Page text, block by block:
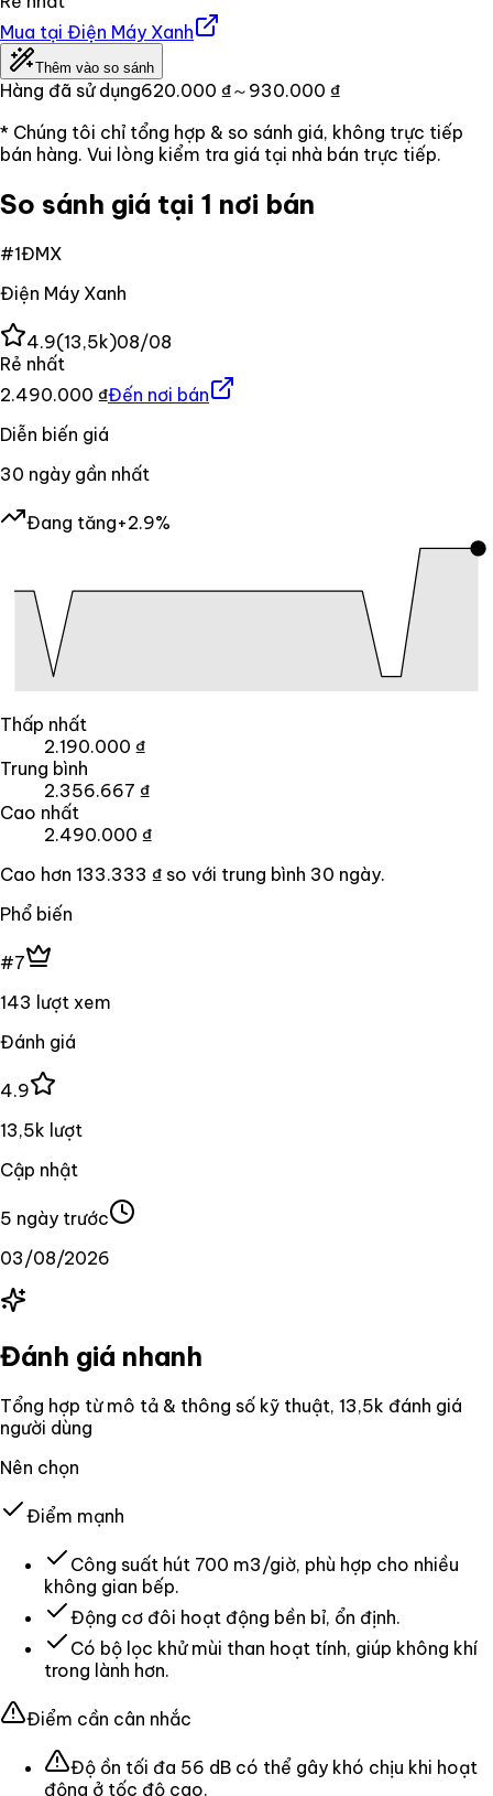
Mua tại Điện Máy Xanh
Thêm vào so sánh
Hàng đã sử dụng620.000 ₫～930.000 ₫
* Chúng tôi chỉ tổng hợp & so sánh giá, không trực tiếp
bán hàng. Vui lòng kiểm tra giá tại nhà bán trực tiếp.
So sánh giá tại 1 nơi bán
#1ĐMX
Điện Máy Xanh
4.9(13,5k)08/08
Rẻ nhất
2.490.000 ₫Đến nơi bán
Diễn biến giá
30 ngày gần nhất
Đang tăng+2.9%
Thấp nhất
2.190.000 ₫
Trung bình
2.356.667 ₫
Cao nhất
2.490.000 ₫
Cao hơn 133.333 ₫ so với trung bình 30 ngày.
Phổ biến
#7
143 lượt xem
Đánh giá
4.9
13,5k lượt
Cập nhật
5 ngày trước
03/08/2026
Đánh giá nhanh
Tổng hợp từ mô tả & thông số kỹ thuật, 13,5k đánh giá
người dùng
Nên chọn
Điểm mạnh
Công suất hút 700 m3/giờ, phù hợp cho nhiều
không gian bếp.
Động cơ đôi hoạt động bền bỉ, ổn định.
Có bộ lọc khử mùi than hoạt tính, giúp không khí
trong lành hơn.
Điểm cần cân nhắc
Độ ồn tối đa 56 dB có thể gây khó chịu khi hoạt
động ở tốc độ cao.